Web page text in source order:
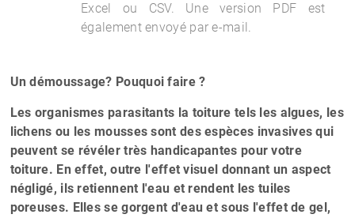
Excel ou CSV. Une version PDF est
également envoyé par e-mail.
Un démoussage? Pouquoi faire ?
Les organismes parasitants la toiture tels les algues, les
lichens ou les mousses sont des espèces invasives qui
peuvent se révéler très handicapantes pour votre
toiture. En effet, outre l'effet visuel donnant un aspect
négligé, ils retiennent l'eau et rendent les tuiles
poreuses. Elles se gorgent d'eau et sous l'effet de gel,